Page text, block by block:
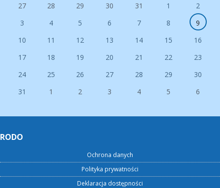
27 28 29 30 31 1
2
3
4 5 6 7 8
9
10
11 12 13 14 15
16
17
18 19 20 21 22
23
24
25 26 27 28 29
30
31
1 2 3 4 5 6
RODO
Ochrona danych
Polityka prywatności
Deklaracja dostępności